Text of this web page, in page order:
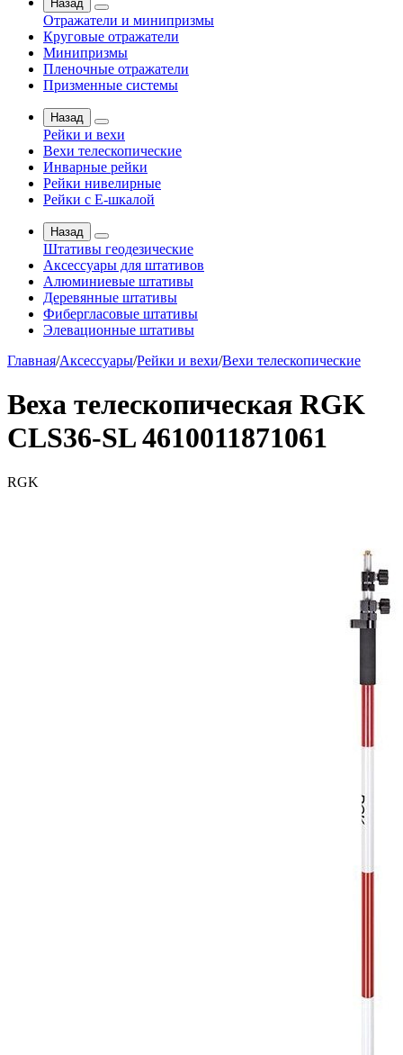
Назад
Отражатели и минипризмы
Круговые отражатели
Минипризмы
Пленочные отражатели
Призменные системы
Назад
Рейки и вехи
Вехи телескопические
Инварные рейки
Рейки нивелирные
Рейки с Е-шкалой
Назад
Штативы геодезические
Аксессуары для штативов
Алюминиевые штативы
Деревянные штативы
Фибергласовые штативы
Элевационные штативы
Главная/Аксессуары/Рейки и вехи/Вехи телескопические
Веха телескопическая RGK
CLS36-SL 4610011871061
RGK